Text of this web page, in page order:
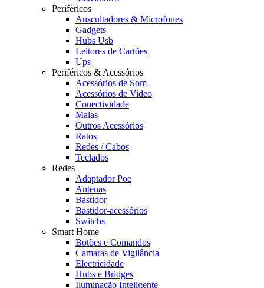
Periféricos
Auscultadores & Microfones
Gadgets
Hubs Usb
Leitores de Cartões
Ups
Periféricos & Acessórios
Acessórios de Som
Acessórios de Video
Conectividade
Malas
Outros Acessórios
Ratos
Redes / Cabos
Teclados
Redes
Adaptador Poe
Antenas
Bastidor
Bastidor-acessórios
Switchs
Smart Home
Botões e Comandos
Camaras de Vigilância
Electricidade
Hubs e Bridges
Iluminação Inteligente